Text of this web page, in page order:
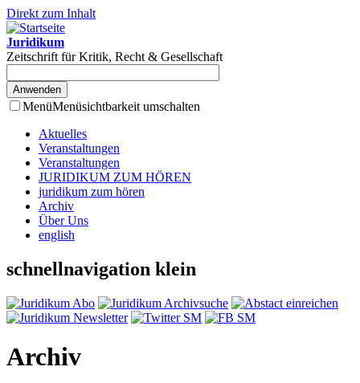
Direkt zum Inhalt
Juridikum
Zeitschrift für Kritik, Recht & Gesellschaft
MenüMenüsichtbarkeit umschalten
Aktuelles
Veranstaltungen
Veranstaltungen
JURIDIKUM ZUM HÖREN
juridikum zum hören
Archiv
Über Uns
english
schnellnavigation klein
Archiv